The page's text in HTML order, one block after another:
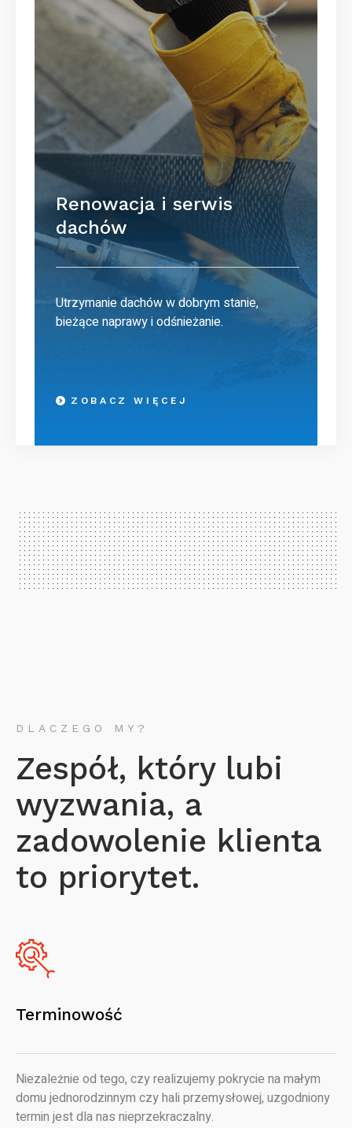
Renowacja i serwis
dachów
Utrzymanie dachów w dobrym stanie,
bieżące naprawy i odśnieżanie.
ZOBACZ WIĘCEJ
DLACZEGO MY?
Zespół, który lubi
wyzwania, a
zadowolenie klienta
to priorytet.
Terminowość
Niezależnie od tego, czy realizujemy pokrycie na małym
domu jednorodzinnym czy hali przemysłowej, uzgodniony
termin jest dla nas nieprzekraczalny.